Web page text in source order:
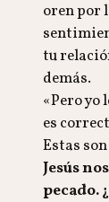
oren por
tu
demás.
«Pero yo
es
Estas
Jesús
pecado.